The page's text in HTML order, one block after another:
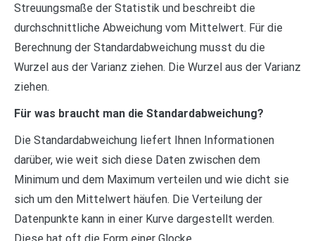
Streuungsmaße der Statistik und beschreibt die
durchschnittliche Abweichung vom Mittelwert. Für die
Berechnung der Standardabweichung musst du die
Wurzel aus der Varianz ziehen. Die Wurzel aus der Varianz
ziehen.
Für was braucht man die Standardabweichung?
Die Standardabweichung liefert Ihnen Informationen
darüber, wie weit sich diese Daten zwischen dem
Minimum und dem Maximum verteilen und wie dicht sie
sich um den Mittelwert häufen. Die Verteilung der
Datenpunkte kann in einer Kurve dargestellt werden.
Diese hat oft die Form einer Glocke.